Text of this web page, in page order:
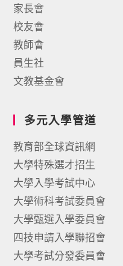
家長會
校友會
教師會
員生社
文教基金會
多元入學管道
教育部全球資訊網
大學特殊選才招生
大學入學考試中心
大學術科考試委員會
大學甄選入學委員會
四技申請入學聯招會
大學考試分發委員會